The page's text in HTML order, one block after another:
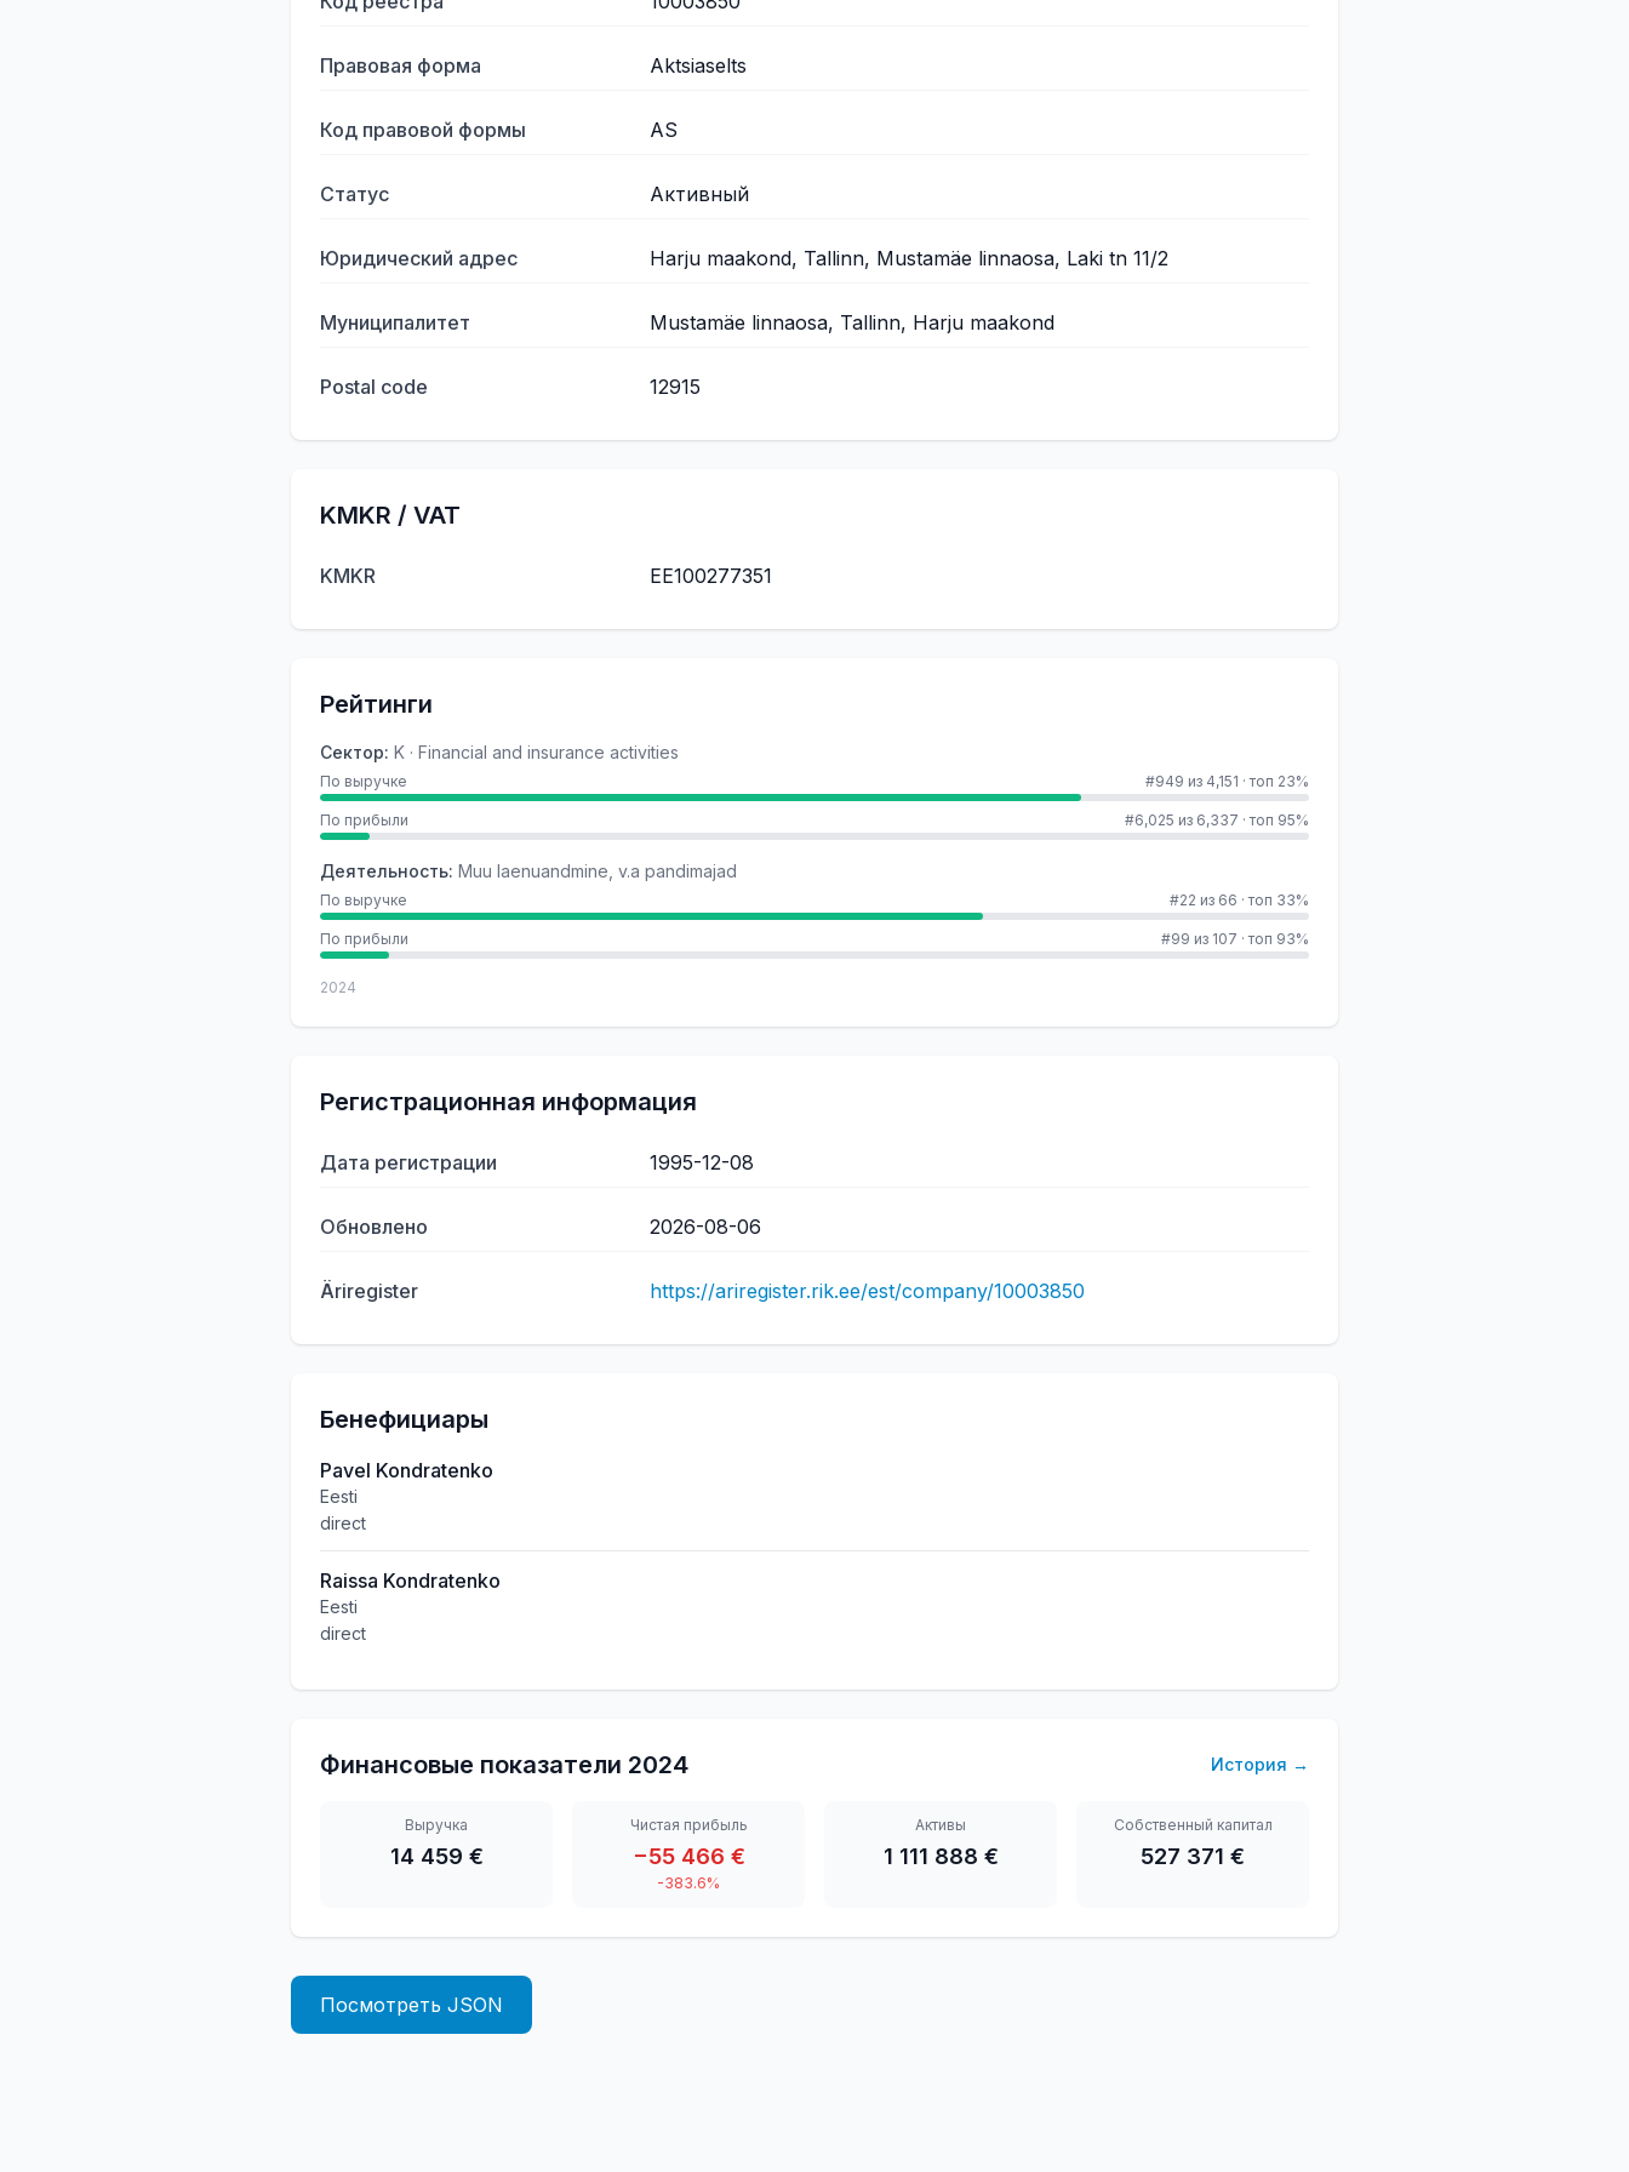
Правовая форма Aktsiaselts
Код правовой формы AS
Статус Активный
Юридический адрес Harju maakond, Tallinn, Mustamäe linnaosa, Laki tn 11/2
Муниципалитет Mustamäe linnaosa, Tallinn, Harju maakond
Postal code 12915
KMKR / VAT
KMKR EE100277351
Рейтинги
Сектор: K · Financial and insurance activities
По выручке #949 из 4,151 ·топ 23%
По прибыли #6,025 из 6,337 ·топ 95%
Деятельность: Muu laenuandmine, v.a pandimajad
По выручке #22 из 66 ·топ 33%
По прибыли #99 из 107 ·топ 93%
2024
Регистрационная информация
Дата регистрации 1995-12-08
Обновлено 2026-08-06
Äriregister https://ariregister.rik.ee/est/company/10003850
Бенефициары
Pavel Kondratenko
Eesti
direct
Raissa Kondratenko
Eesti
direct
Финансовые показатели 2024 История →
Выручка
14 459 €
Чистая прибыль
−55 466 €
-383.6%
Активы
1 111 888 €
Собственный капитал
527 371 €
Посмотреть JSON